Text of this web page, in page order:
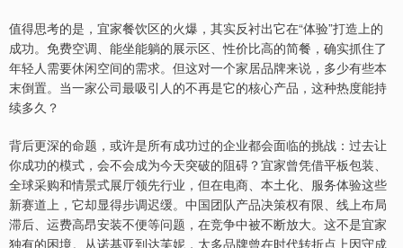
值得思考的是，宜家餐饮区的火爆，其实反衬出它在“体验”打造上的
成功。免费空调、能坐能躺的展示区、性价比高的简餐，确实抓住了
年轻人需要休闲空间的需求。但这对一个家居品牌来说，多少有些本
末倒置。当一家公司最吸引人的不再是它的核心产品，这种热度能持
续多久？
背后更深的命题，或许是所有成功过的企业都会面临的挑战：过去让
你成功的模式，会不会成为今天突破的阻碍？宜家曾凭借平板包装、
全球采购和情景式展厅领先行业，但在电商、本土化、服务体验这些
新赛道上，它却显得步调迟缓。中国团队产品决策权有限、线上布局
滞后、运费高昂安装不便等问题，在竞争中被不断放大。这不是宜家
独有的困境。从诺基亚到达芙妮，太多品牌曾在时代转折点上因守成